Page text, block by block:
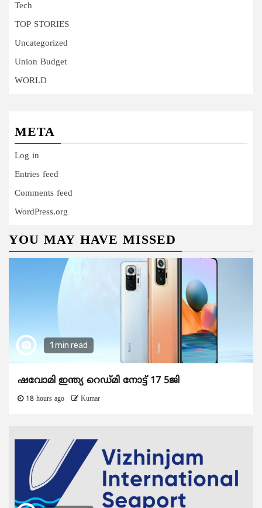
Tech
TOP STORIES
Uncategorized
Union Budget
WORLD
META
Log in
Entries feed
Comments feed
WordPress.org
YOU MAY HAVE MISSED
1 min read
ഷവോമി ഇന്ത്യ റെഡ്മി നോട്ട് 17 5ജി
18 hours ago Kumar